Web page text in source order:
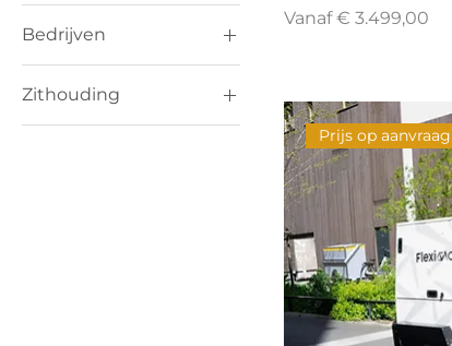
25 km/u
Bedrijven
Alle
goederentransport
Maatbouw mogelijk
Zithouding
Comfort
Vanaf€ 3.499,00
Verkoopprijs
Prijs op aanvraag